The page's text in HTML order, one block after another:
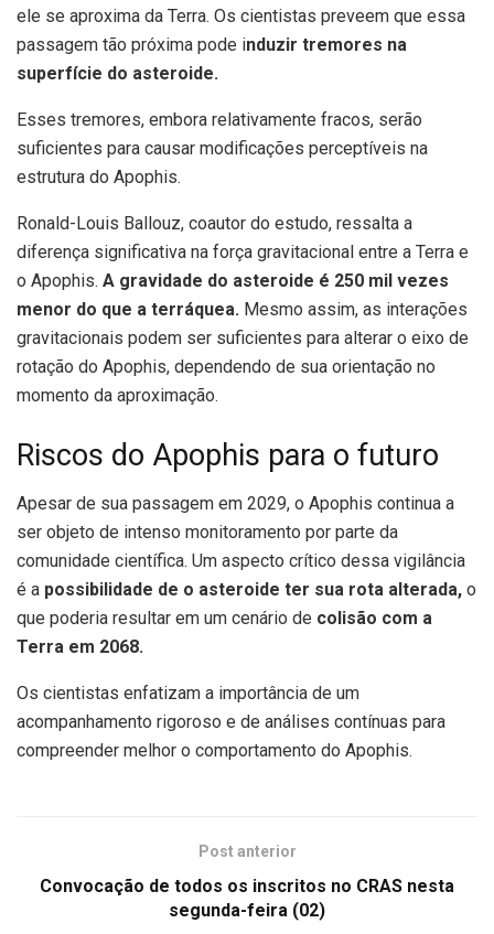
ele se aproxima da Terra. Os cientistas preveem que essa
passagem tão próxima pode induzir tremores na
superfície do asteroide.
Esses tremores, embora relativamente fracos, serão
suficientes para causar modificações perceptíveis na
estrutura do Apophis.
Ronald-Louis Ballouz, coautor do estudo, ressalta a
diferença significativa na força gravitacional entre a Terra e
o Apophis. A gravidade do asteroide é 250 mil vezes
menor do que a terráquea. Mesmo assim, as interações
gravitacionais podem ser suficientes para alterar o eixo de
rotação do Apophis, dependendo de sua orientação no
momento da aproximação.
Riscos do Apophis para o futuro
Apesar de sua passagem em 2029, o Apophis continua a
ser objeto de intenso monitoramento por parte da
comunidade científica. Um aspecto crítico dessa vigilância
é a possibilidade de o asteroide ter sua rota alterada, o
que poderia resultar em um cenário de colisão com a
Terra em 2068.
Os cientistas enfatizam a importância de um
acompanhamento rigoroso e de análises contínuas para
compreender melhor o comportamento do Apophis.
Post anterior
Convocação de todos os inscritos no CRAS nesta
segunda-feira (02)